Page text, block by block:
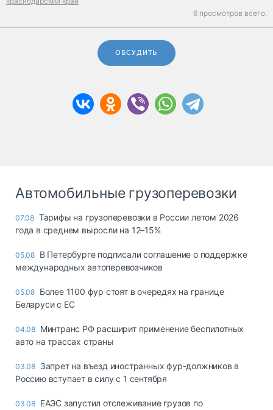
6 просмотров всего.
ОБСУДИТЬ
Автомобильные грузоперевозки
07.08 Тарифы на грузоперевозки в России летом 2026
года в среднем выросли на 12–15%
05.08 В Петербурге подписали соглашение о поддержке
международных автоперевозчиков
05.08 Более 1100 фур стоят в очередях на границе
Беларуси с ЕС
04.08 Минтранс РФ расширит применение беспилотных
авто на трассах страны
03.08 Запрет на въезд иностранных фур-должников в
Россию вступает в силу с 1 сентября
03.08 ЕАЭС запустил отслеживание грузов по